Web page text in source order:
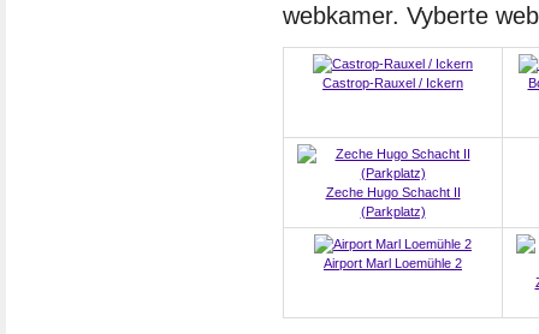
webkamer. Vyberte
Castrop-Rauxel / Ickern
Zeche Hugo Schacht II
(Parkplatz)
Airport Marl Loemühle 2